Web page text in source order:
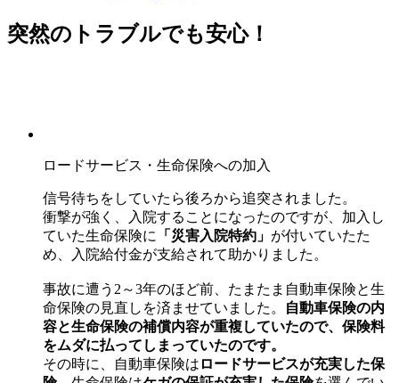
突然のトラブルでも安心！
ロードサービス・生命保険への加入
信号待ちをしていたら後ろから追突されました。
衝撃が強く、入院することになったのですが、加入し
ていた生命保険に
「災害入院特約」 が付いていたた
め、入院給付金が支給されて助かりました。
事故に遭う2～3年のほど前、たまたま自動車保険と生
命保険の見直しを済ませていました。
自動車保険の内
容と生命保険の補償内容が重複していたので、保険料
をムダに払ってしまっていたのです。
その時に、自動車保険は ロードサービスが充実した保